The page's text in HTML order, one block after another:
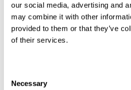
our social media, advertising and
may combine it with other
provided to them or that they’ve
of their services.
Selection
Necessary
Rozszerzone limity pracy,
kotłów. Wysoka wydajność w
operacyjnym
Niezależne odszranianie na